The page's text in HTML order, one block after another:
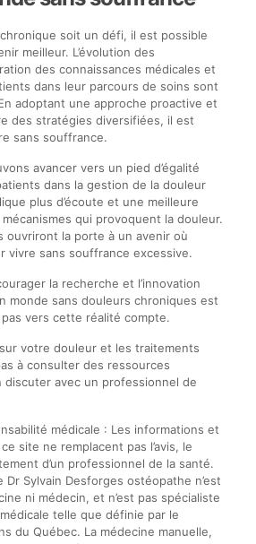
soit un défi, il est possible
meilleur. L’évolution des
des connaissances médicales et
dans leur parcours de soins sont
adoptant une approche proactive et
des stratégies diversifiées, il est
sans souffrance.
avancer vers un pied d’égalité
dans la gestion de la douleur
plus d’écoute et une meilleure
qui provoquent la douleur.
ouvriront la porte à un avenir où
vivre sans souffrance excessive.
la recherche et l’innovation
monde sans douleurs chroniques est
vers cette réalité compte.
votre douleur et les traitements
à consulter des ressources
discuter avec un professionnel de
médicale : Les informations et
site ne remplacent pas l’avis, le
d’un professionnel de la santé.
Sylvain Desforges ostéopathe n’est
ni médecin, et n’est pas spécialiste
telle que définie par le
du Québec. La médecine manuelle,